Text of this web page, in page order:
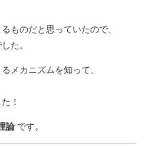
ものだと思っていたので、
た。
メカニズムを知って、
！
論です。